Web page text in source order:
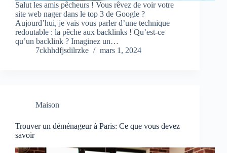
Salut les amis pêcheurs ! Vous rêvez de voir votre
site web nager dans le top 3 de Google ?
Aujourd’hui, je vais vous parler d’une technique
redoutable : la pêche aux backlinks ! Qu’est-ce
qu’un backlink ? Imaginez un…
7ckhhdfjsdilrzke
mars 1, 2024
Maison
Trouver un déménageur à Paris: Ce que vous devez
savoir